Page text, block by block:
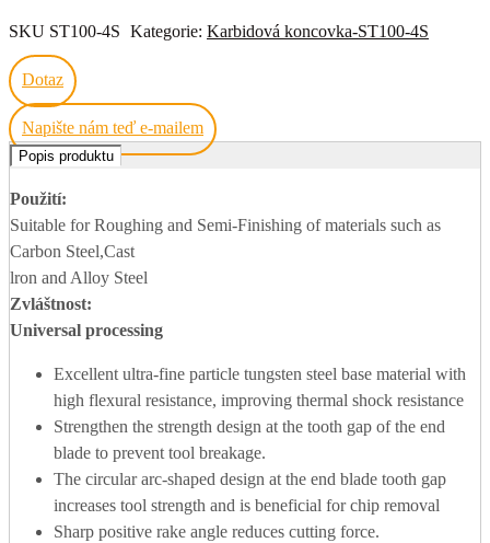
SKU ST100-4S Kategorie: Karbidová koncovka-ST100-4S
Dotaz
Napište nám teď e-mailem
Popis produktu
Použití:
Suitable for Roughing and Semi-Finishing of materials such as
Carbon Steel,Cast
lron and Alloy Steel
Zvláštnost:
Universal processing
Excellent ultra-fine particle tungsten steel base material with
high flexural resistance, improving thermal shock resistance
Strengthen the strength design at the tooth gap of the end
blade to prevent tool breakage.
The circular arc-shaped design at the end blade tooth gap
increases tool strength and is beneficial for chip removal
Sharp positive rake angle reduces cutting force.